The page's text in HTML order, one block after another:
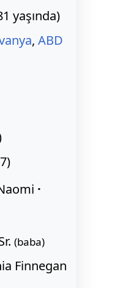
yaşında)
, ABD
(baba)
Finnegan